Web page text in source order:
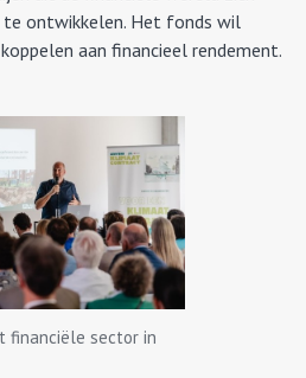
ontwikkelen. Het fonds wil
aan financieel rendement.
financiële sector in